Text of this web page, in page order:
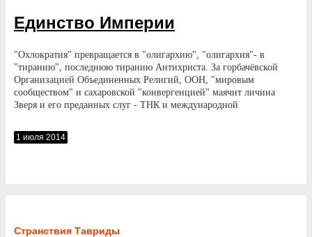
Единство Империи
"Охлократия" превращается в "олигархию", "олигархия"- в
"тиранию", последнюю тиранию Антихриста. За горбачёвской
Организацией Объединенных Религий, ООН, "мировым
сообществом" и сахаровской "конвергенцией" маячит личина
Зверя и его преданных слуг - ТНК и международной
Правительства.
1 июля 2014
Странствия Тавриды